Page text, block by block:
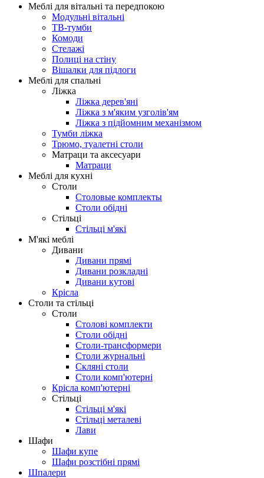
Меблі для вітальні та передпокою
Модульні вітальні
ТВ-тумби
Комоди
Стелажі
Полиці на стіну
Вішалки для підлоги
Меблі для спальні
Ліжка
Ліжка дерев'яні
Ліжка з м'яким узголів'ям
Ліжка з підйомним механізмом
Тумби ліжка
Трюмо, туалетні столи
Матраци та аксесуари
Матраци
Меблі для кухні
Столи
Столовые комплекты
Столи обідні
Стільці
Стільці м'які
М'які меблі
Дивани
Дивани прямі
Дивани розкладні
Дивани кутові
Крісла
Столи та стільці
Столи
Столові комплекти
Столи обідні
Столи-трансформери
Столи журнальні
Скляні столи
Столи комп'ютерні
Крісла комп'ютерні
Стільці
Стільці м'які
Стільці металеві
Лави
Шафи
Шафи купе
Шафи розстібні прямі
Шпалери